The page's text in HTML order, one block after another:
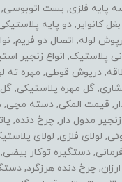
سه پایه فلزی, بست
کانوایر, دو پایه
لوله, اتصال دو فریم,
پلاستیک, انواع زنجیر
درپوش قوطی, مهره ته
گل مهره پلاستیکی,
قیمت المکی, دسته مچی,
مدول دار, چرخ دنده,
لولای فلزی, لولای
دستگیره توکار بیضی,
چرخ دنده هرزگرد,